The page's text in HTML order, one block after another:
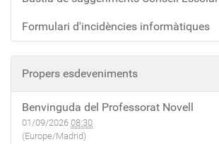
Formulari d'incidències informàtiques
Propers esdeveniments
Benvinguda del Professorat Novell
01/09/2026 08:30
(Europe/Madrid)